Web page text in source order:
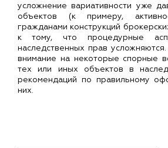
усложнение вариативности уже
объектов (к примеру,
гражданами конструкций
к тому, что процедурные
наследственных прав
внимание на некоторые спорные
тех или иных объектов в
рекомендаций по правильному
них.